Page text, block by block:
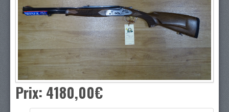
Prix: 4180,00‎€